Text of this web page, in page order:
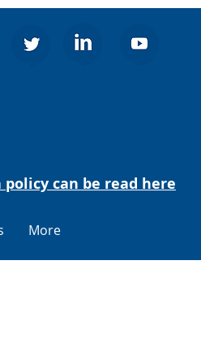
can be read here
More